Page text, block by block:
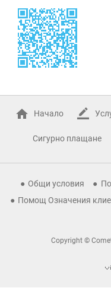
Начало
Сигурно плащане
Общи условия
Помощ Означения
Copyright ©